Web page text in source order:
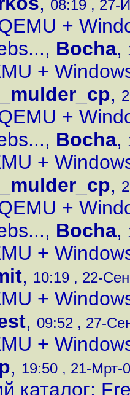
08:19 , 27-
+
, Bocha,
+
,
+
, Bocha,
+
,
+
, Bocha,
+
, 10:19 , 22-
+
, 09:52 , 27-
+
, 19:50 , 21-Мрт-
каталог: